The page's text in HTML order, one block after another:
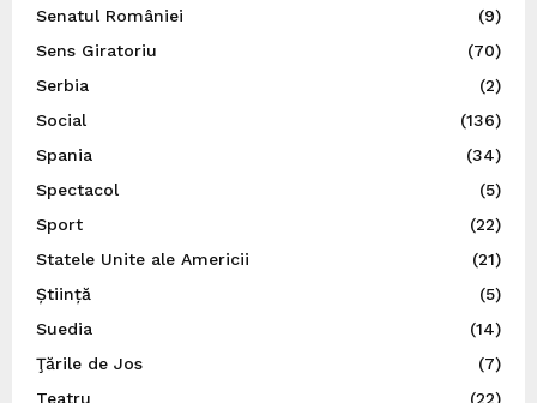
Senatul României
(9)
Sens Giratoriu
(70)
Serbia
(2)
Social
(136)
Spania
(34)
Spectacol
(5)
Sport
(22)
Statele Unite ale Americii
(21)
Știință
(5)
Suedia
(14)
Ţările de Jos
(7)
Teatru
(22)